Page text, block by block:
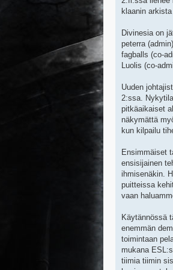
klaanin
Divinesia on
peterra (admin)
fagballs (co-
Luolis (co-
Uuden
2:ssa.
pitkäaikaiset
näkymättä
kun kilpailu
Ensimmäiset
ensisijainen
ihmisenäkin.
puitteissa
vaan
Käytännössä
enemmän
toimintaan
mukana
tiimia tiimin